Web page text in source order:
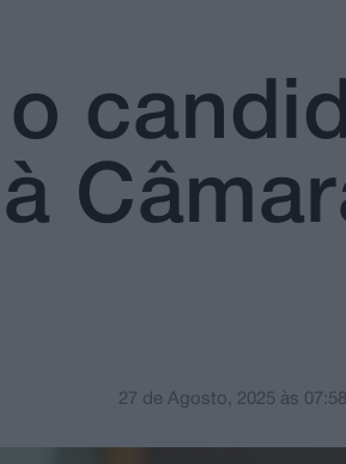
27 de Agosto, 2025 às 07:58